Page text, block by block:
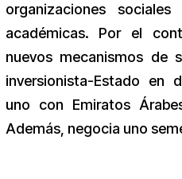
organizaciones
académicas. Por el
nuevos mecanismos de
inversionista-Estado en
uno con Emiratos
Además, negocia uno